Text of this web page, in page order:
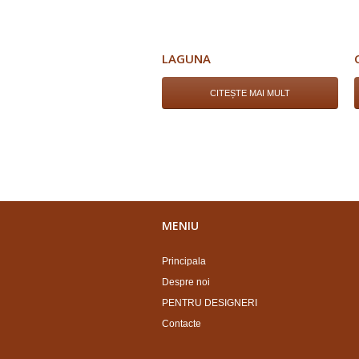
LAGUNA
CITEȘTE MAI MULT
MENIU
Principala
Despre noi
PENTRU DESIGNERI
Contacte